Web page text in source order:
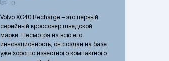
0
Volvo XC40 Recharge – это первый
серийный кроссовер шведской
марки. Несмотря на всю его
инновационность, он создан на базе
уже хорошо известного компактного